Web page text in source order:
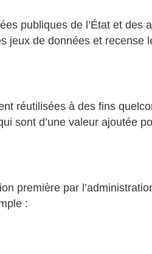
publiques de l’État et des
jeux de données et recense
réutilisées à des fins
sont d’une valeur ajoutée
première par
: